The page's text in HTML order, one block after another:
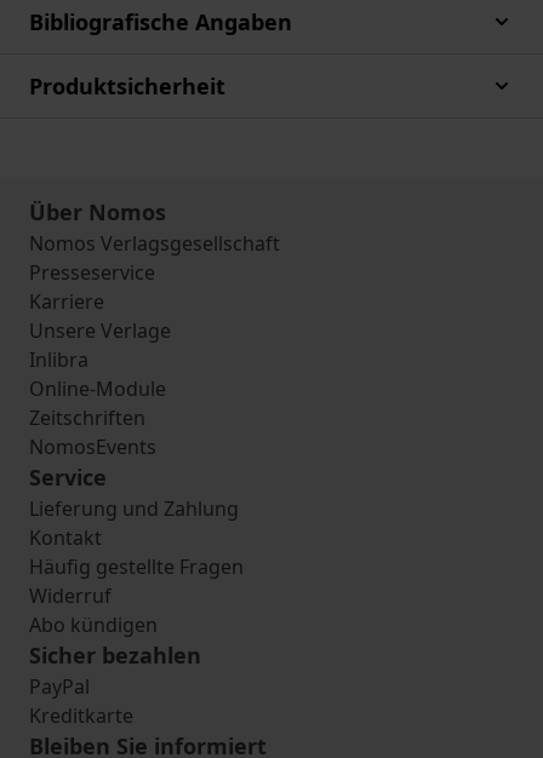
Bibliografische Angaben
Produktsicherheit
Über Nomos
Nomos Verlagsgesellschaft
Presseservice
Karriere
Unsere Verlage
Inlibra
Online-Module
Zeitschriften
NomosEvents
Service
Lieferung und Zahlung
Kontakt
Häufig gestellte Fragen
Widerruf
Abo kündigen
Sicher bezahlen
PayPal
Kreditkarte
Bleiben Sie informiert